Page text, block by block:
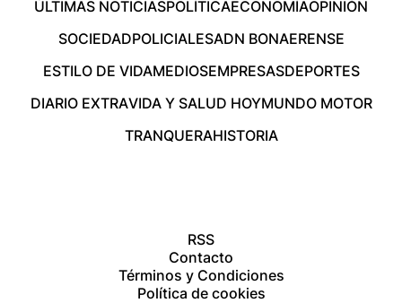
ÚLTIMAS NOTICIASPOLÍTICAECONOMÍAOPINIÓN
SOCIEDADPOLICIALESADN BONAERENSE
ESTILO DE VIDAMEDIOSEMPRESASDEPORTES
DIARIO EXTRAVIDA Y SALUD HOYMUNDO MOTOR
TRANQUERAHISTORIA
RSS
Contacto
Términos y Condiciones
Política de cookies